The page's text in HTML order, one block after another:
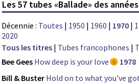
Les 57 tubes «Ballade» des
Décennie : Toutes | 1950 | 1960 | 1970 |
2020
Tous les titres | Tubes francophones |
Bee Gees How deep is your love
1978
Bill & Buster Hold on to what you've